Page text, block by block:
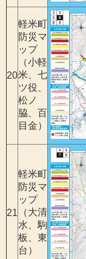
20
軽米町
防災マ
ップ
（小軽
米、七
ツ役、
松ノ
脇、百
目金）
21
軽米町
防災マ
ップ
（大清
水、駒
板、東
台）